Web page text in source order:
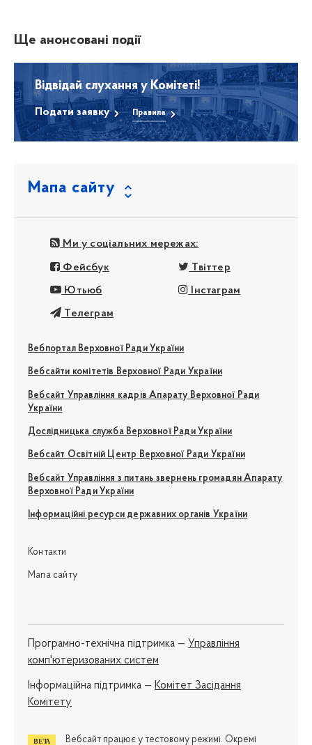
Ще анонсовані події
Відвідай слухання у Комітеті!
Подати заявку Правила
Мапа сайту
Ми у соціальних мережах:
Фейсбук Твіттер
Ютьюб Інстаграм
Телеграм
Вебпортал Верховної Ради України
Вебсайти комітетів Верховної Ради України
Вебсайт Управління кадрів Апарату Верховної Ради
України
Дослідницька служба Верховної Ради України
Вебсайт Освітній Центр Верховної Ради України
Вебсайт Управління з питань звернень громадян Апарату
Верховної Ради України
Інформаційні ресурси державних органів України
Контакти
Мапа сайту
Програмно-технічна підтримка — Управління
комп'ютеризованих систем
Iнформаційна підтримка — Комітет Засідання
Комітету
Вебсайт працює у тестовому режимі. Окремі